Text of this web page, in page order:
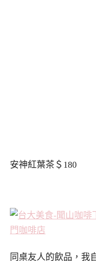
安神紅葉茶＄180
同桌友人的飲品，我